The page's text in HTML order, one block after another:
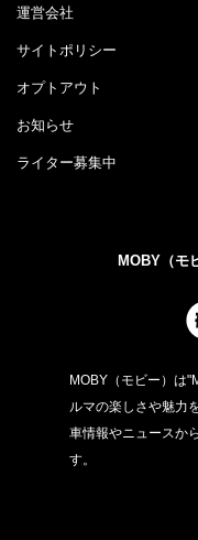
運営会社
サイトポリシー
オプトアウト
お知らせ
ライター募集中
MOBY（モ
MOBY（モビー）は
ルマの楽しさや魅力
車情報やニュースか
す。